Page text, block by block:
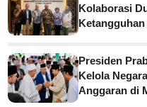
Kolaborasi
Presiden
Kelola
Anggaran di